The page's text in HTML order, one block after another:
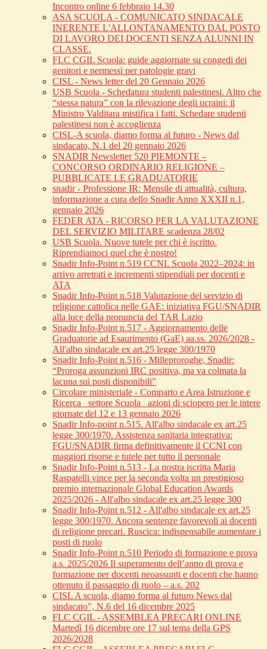
Incontro online 6 febbraio 14.30
ASA SCUOLA - COMUNICATO SINDACALE
INERENTE L'ALLONTANAMENTO DAL POSTO
DI LAVORO DEI DOCENTI SENZA ALUNNI IN
CLASSE.
FLC CGIL Scuola: guide aggiornate su congedi dei
genitori e permessi per patologie gravi
CISL - News letter del 20 Gennaio 2026
USB Scuola - Schedatura studenti palestinesi. Altro che
“stessa natura” con la rilevazione degli ucraini: il
Ministro Valditara mistifica i fatti. Schedare studenti
palestinesi non è accoglienza
CISL-A scuola, diamo forma al futuro - News dal
sindacato, N.1 del 20 gennaio 2026
SNADIR Newsletter 520 PIEMONTE –
CONCORSO ORDINARIO RELIGIONE –
PUBBLICATE LE GRADUATORIE
snadir - Professione IR: Mensile di attualità, cultura,
informazione a cura dello Snadir Anno XXXII n.1,
gennaio 2026
FEDER ATA - RICORSO PER LA VALUTAZIONE
DEL SERVIZIO MILITARE scadenza 28/02
USB Scuola. Nuove tutele per chi è iscritto.
Riprendiamoci quel che è nostro!
Snadir Info-Point n.519 CCNL Scuola 2022–2024: in
arrivo arretrati e incrementi stipendiali per docenti e
ATA
Snadir Info-Point n.518 Valutazione del servizio di
religione cattolica nelle GAE: iniziativa FGU/SNADIR
alla luce della pronuncia del TAR Lazio
Snadir Info-Point n.517 - Aggiornamento delle
Graduatorie ad Esaurimento (GaE) aa.ss. 2026/2028 -
All'albo sindacale ex art.25 legge 300/1970
Snadir Info-Point n.516 - Milleproroghe, Snadir:
“Proroga assunzioni IRC positiva, ma va colmata la
lacuna sui posti disponibili”
Circolare ministeriale - Comparto e Area Istruzione e
Ricerca_ settore Scuola_ azioni di sciopero per le intere
giornate del 12 e 13 gennaio 2026
Snadir Info-point n.515. All'albo sindacale ex art.25
legge 300/1970. Assistenza sanitaria integrativa:
FGU/SNADIR firma definitivamente il CCNI con
maggiori risorse e tutele per tutto il personale
Snadir Info-Point n.513 - La nostra iscritta Maria
Raspatelli vince per la seconda volta un prestigioso
premio internazionale Global Education Awards
2025/2026 - All'albo sindacale ex art.25 legge 300
Snadir Info-Point n.512 - All'albo sindacale ex art.25
legge 300/1970. Ancora sentenze favorevoli ai docenti
di religione precari. Ruscica: indispensabile aumentare i
posti di ruolo
Snadir Info-Point n.510 Periodo di formazione e prova
a.s. 2025/2026 Il superamento dell’anno di prova e
formazione per docenti neoassunti e docenti che hanno
ottenuto il passaggio di ruolo – a.s. 202
CISL A scuola, diamo forma al futuro News dal
sindacato", N.6 del 16 dicembre 2025
FLC CGIL - ASSEMBLEA PRECARI ONLINE
Martedì 16 dicembre ore 17 sul tema della GPS
2026/2028